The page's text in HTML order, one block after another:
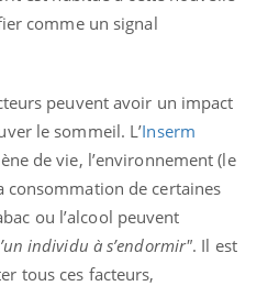
comme un signal
peuvent avoir un impact
le sommeil. L’Inserm
de vie, l’environnement (le
de certaines
ou l’alcool peuvent
individu à s’endormir". Il est
tous ces facteurs,